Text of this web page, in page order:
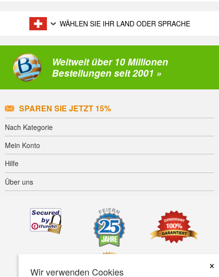
Wir verwenden Cookies
×
WÄHLEN SIE IHR LAND ODER SPRACHE
Weltweit über 10 Millionen
Bestellungen seit 2001 »
SPAREN SIE JETZT 15%
Nach Kategorie
Mein Konto
Hilfe
Über uns